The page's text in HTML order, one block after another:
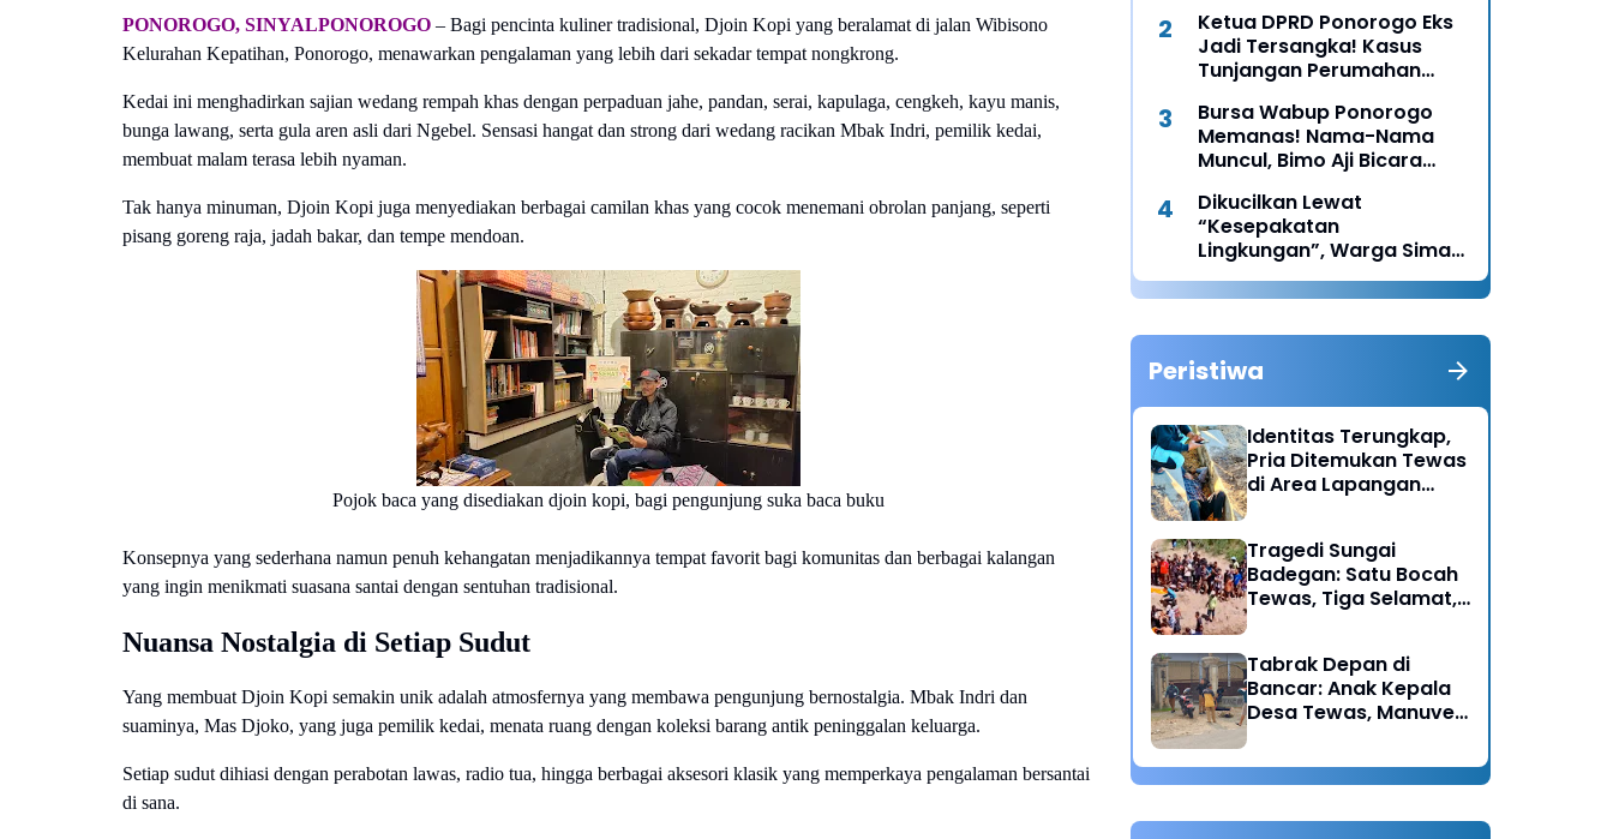
PONOROGO, SINYALPONOROGO – Bagi pencinta kuliner tradisional, Djoin Kopi yang beralamat di jalan Wibisono
Kelurahan Kepatihan, Ponorogo, menawarkan pengalaman yang lebih dari sekadar tempat nongkrong.
Kedai ini menghadirkan sajian wedang rempah khas dengan perpaduan jahe, pandan, serai, kapulaga, cengkeh, kayu manis,
bunga lawang, serta gula aren asli dari Ngebel. Sensasi hangat dan strong dari wedang racikan Mbak Indri, pemilik kedai,
membuat malam terasa lebih nyaman.
Tak hanya minuman, Djoin Kopi juga menyediakan berbagai camilan khas yang cocok menemani obrolan panjang, seperti
pisang goreng raja, jadah bakar, dan tempe mendoan.
Pojok baca yang disediakan djoin kopi, bagi pengunjung suka baca buku
Konsepnya yang sederhana namun penuh kehangatan menjadikannya tempat favorit bagi komunitas dan berbagai kalangan
yang ingin menikmati suasana santai dengan sentuhan tradisional.
Nuansa Nostalgia di Setiap Sudut
Yang membuat Djoin Kopi semakin unik adalah atmosfernya yang membawa pengunjung bernostalgia. Mbak Indri dan
suaminya, Mas Djoko, yang juga pemilik kedai, menata ruang dengan koleksi barang antik peninggalan keluarga.
Setiap sudut dihiasi dengan perabotan lawas, radio tua, hingga berbagai aksesori klasik yang memperkaya pengalaman bersantai
di sana.
Ketua DPRD Ponorogo Eks
Jadi Tersangka! Kasus
Tunjangan Perumahan
Bursa Wabup Ponorogo
Memanas! Nama-Nama
Muncul, Bimo Aji Bicara
Rita
Dikucilkan Lewat
“Kesepakatan
Lingkungan”, Warga Siman
Lapor Polisi: Diduga Ada
Upaya Pembunuhan
Peristiwa
Identitas Terungkap,
Pria Ditemukan Tewas
di Area Lapangan
Hipertensi
Tragedi Sungai
Badegan: Satu Bocah
Tewas, Tiga Selamat,
Tabrak Depan di
Bancar: Anak Kepala
Desa Tewas, Manuver
Diduga Jadi Pemicu